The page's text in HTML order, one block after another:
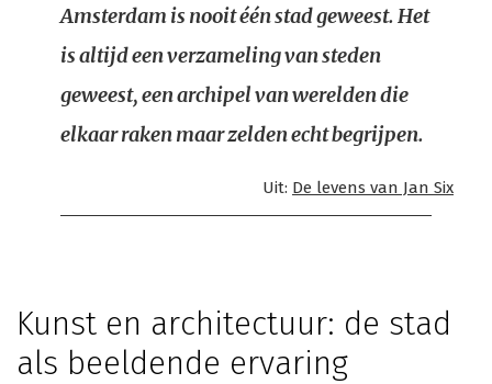
Amsterdam is nooit één stad geweest. Het
is altijd een verzameling van steden
geweest, een archipel van werelden die
elkaar raken maar zelden echt begrijpen.
Uit: De levens van Jan Six
Kunst en architectuur: de stad
als beeldende ervaring